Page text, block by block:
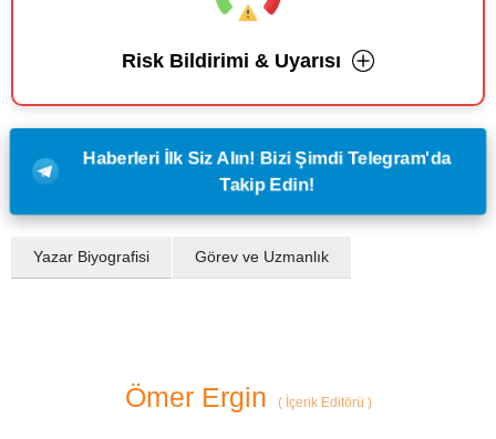
Risk Bildirimi & Uyarısı
Haberleri İlk Siz Alın! Bizi Şimdi Telegram'da
Takip Edin!
Yazar Biyografisi Görev ve Uzmanlık
Ömer Ergin (İçerik Editörü )